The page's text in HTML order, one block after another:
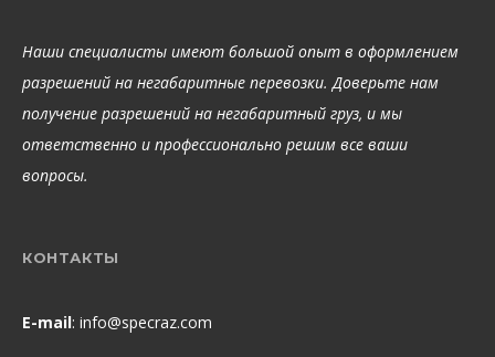
Наши специалисты имеют большой опыт в оформлением
разрешений на негабаритные перевозки. Доверьте нам
получение разрешений на негабаритный груз, и мы
ответственно и профессионально решим все ваши
вопросы.
КОНТАКТЫ
E-mail: info@specraz.com